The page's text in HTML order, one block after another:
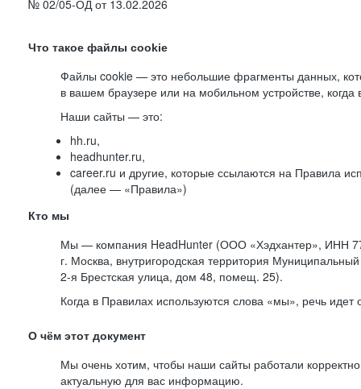
№ 02/05-ОД от 13.02.2026
Что такое файлы cookie
Файлы cookie — это небольшие фрагменты данных,
в вашем браузере или на мобильном устройстве,
Наши сайты — это:
hh.ru,
headhunter.ru,
career.ru и другие, которые ссылаются на Правила
(далее — «Правила»)
Кто мы
Мы — компания HeadHunter (ООО «Хэдхантер», ИНН
г. Москва, внутригородская территория Муниципальный
2-я Брестская улица, дом 48, помещ. 25).
Когда в Правилах используются слова «мы», речь
О чём этот документ
Мы очень хотим, чтобы наши сайты работали
актуальную для вас информацию.